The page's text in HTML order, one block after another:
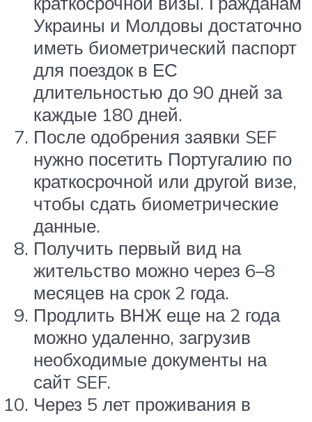
Украины и Молдовы достаточно
иметь биометрический паспорт
для поездок в ЕС
длительностью до 90 дней за
каждые 180 дней.
После одобрения заявки SEF
нужно посетить Португалию по
краткосрочной или другой визе,
чтобы сдать биометрические
данные.
Получить первый вид на
жительство можно через 6–8
месяцев на срок 2 года.
Продлить ВНЖ еще на 2 года
можно удаленно, загрузив
необходимые документы на
сайт SEF.
Через 5 лет проживания в